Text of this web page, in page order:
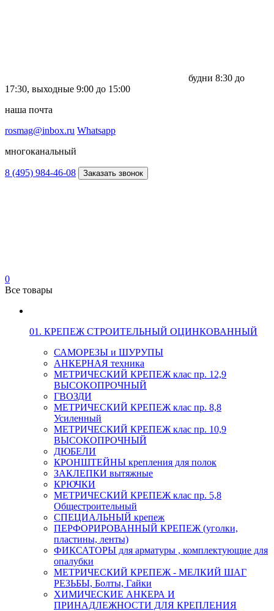
будни 8:30 до
17:30, выходные 9:00 до 15:00
наша почта
rosmag@inbox.ru Whatsapp
многоканальный
8 (495) 984-46-08 Заказать звонок
0
Все товары
01. КРЕПЕЖ СТРОИТЕЛЬНЫЙ ОЦИНКОВАННЫЙ
САМОРЕЗЫ и ШУРУПЫ
АНКЕРНАЯ техника
МЕТРИЧЕСКИЙ КРЕПЕЖ клас пр. 12,9
ВЫСОКОПРОЧНЫЙ
ГВОЗДИ
МЕТРИЧЕСКИЙ КРЕПЕЖ клас пр. 8,8
Усиленный
МЕТРИЧЕСКИЙ КРЕПЕЖ клас пр. 10,9
ВЫСОКОПРОЧНЫЙ
ДЮБЕЛИ
КРОНШТЕЙНЫ крепления для полок
ЗАКЛЕПКИ вытяжные
КРЮЧКИ
МЕТРИЧЕСКИЙ КРЕПЕЖ клас пр. 5,8
Общестроительный
СПЕЦИАЛЬНЫЙ крепеж
ПЕРФОРИРОВАННЫЙ КРЕПЕЖ (уголки,
пластины, ленты)
ФИКСАТОРЫ для арматуры , комплектующие для
опалубки
МЕТРИЧЕСКИЙ КРЕПЕЖ - МЕЛКИЙ ШАГ
РЕЗЬБЫ, Болты, Гайки
ХИМИЧЕСКИЕ АНКЕРА И
ПРИНАДЛЕЖНОСТИ ДЛЯ КРЕПЛЕНИЯ